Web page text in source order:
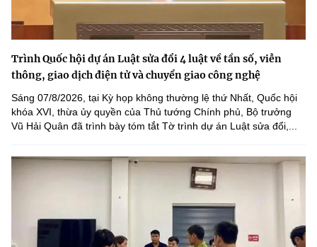
Trình Quốc hội dự án Luật sửa đổi 4 luật về tần số, viễn
thông, giao dịch điện tử và chuyển giao công nghệ
Sáng 07/8/2026, tại Kỳ họp không thường lệ thứ Nhất, Quốc hội
khóa XVI, thừa ủy quyền của Thủ tướng Chính phủ, Bộ trưởng
Vũ Hải Quân đã trình bày tóm tắt Tờ trình dự án Luật sửa đổi,...